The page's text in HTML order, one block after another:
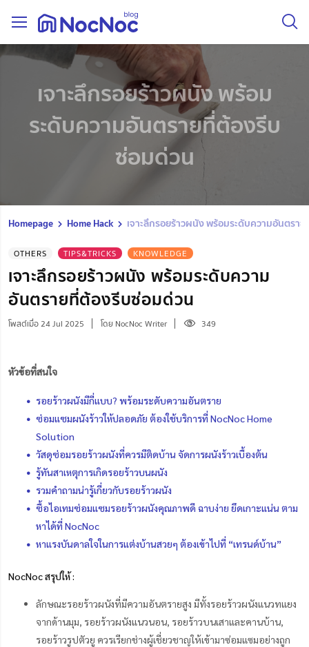
เจาะลึกรอยร้าวผนัง พร้อม
ระดับความอันตรายที่ต้องรีบ
ซ่อมด่วน
Homepage Home Hack เจาะลึกรอยร้าวผนัง พร้อมระดับความอันตรา
OTHERS TIPS&TRICKS KNOWLEDGE
เจาะลึกรอยร้าวผนัง พร้อมระดับความ
อันตรายที่ต้องรีบซ่อมด่วน
โพสต์เมื่อ 24 Jul 2025 โดย NocNoc Writer 349
หัวข้อที่สนใจ
รอยร้าวผนังมีกี่แบบ? พร้อมระดับความอันตราย
ซ่อมแซมผนังร้าวให้ปลอดภัย ต้องใช้บริการที่ NocNoc Home
Solution
วัสดุซ่อมรอยร้าวผนังที่ควรมีติดบ้าน จัดการผนังร้าวเบื้องต้น
รู้ทันสาเหตุการเกิดรอยร้าวบนผนัง
รวมคำถามน่ารู้เกี่ยวกับรอยร้าวผนัง
ซื้อไอเทมซ่อมแซมรอยร้าวผนังคุณภาพดี ฉาบง่าย ยึดเกาะแน่น ตาม
หาได้ที่ NocNoc
หาแรงบันดาลใจในการแต่งบ้านสวยๆ ต้องเข้าไปที่ “เทรนด์บ้าน”
NocNoc สรุปให้ :
ลักษณะรอยร้าวผนังที่มีความอันตรายสูง มีทั้งรอยร้าวผนังแนวทแยง
จากด้านมุม, รอยร้าวผนังแนวนอน, รอยร้าวบนเสาและคานบ้าน,
รอยร้าวรูปตัวยู ควรเรียกช่างผู้เชี่ยวชาญให้เข้ามาซ่อมแซมอย่างถูก